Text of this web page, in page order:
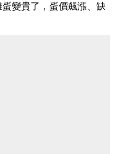
變貴了，蛋價飆漲、缺